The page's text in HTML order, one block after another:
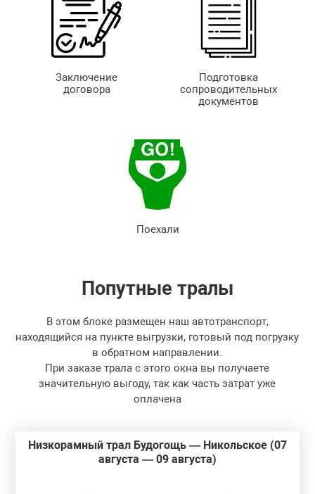
Заключение
договора
Подготовка
сопроводительных
документов
Поехали
Попутные тралы
В этом блоке размещен наш автотранспорт,
находящийся на пункте выгрузки, готовый под погрузку
в обратном направлении.
При заказе трала с этого окна вы получаете
значительную выгоду, так как часть затрат уже
оплачена
Низкорамный трал Будогощь — Никольское (07
августа — 09 августа)